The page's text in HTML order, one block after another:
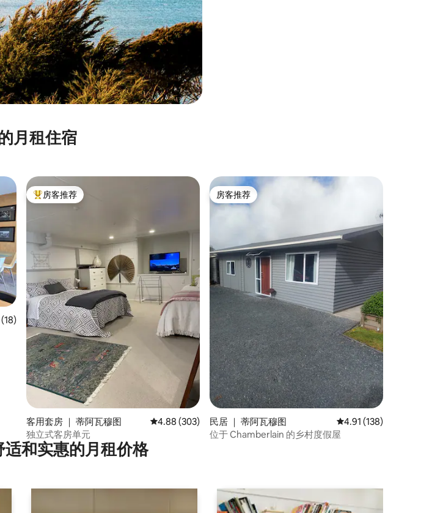
月租住宿
评分 5 分（满分 5 分），共 18 条评价
热门「房客推荐」
房客推荐
客用套房 ｜ 蒂阿瓦穆图 平均评分 4.88 分（满分 5 分），共 303 条评价
4.88 (303)
独立式客房单元
房客推荐
房客推荐
民居 ｜ 蒂阿瓦穆图 平均评分 4.91 分（满
4.91 (138)
位于 Chamberlain 的乡村度假屋
和实惠的月租价格